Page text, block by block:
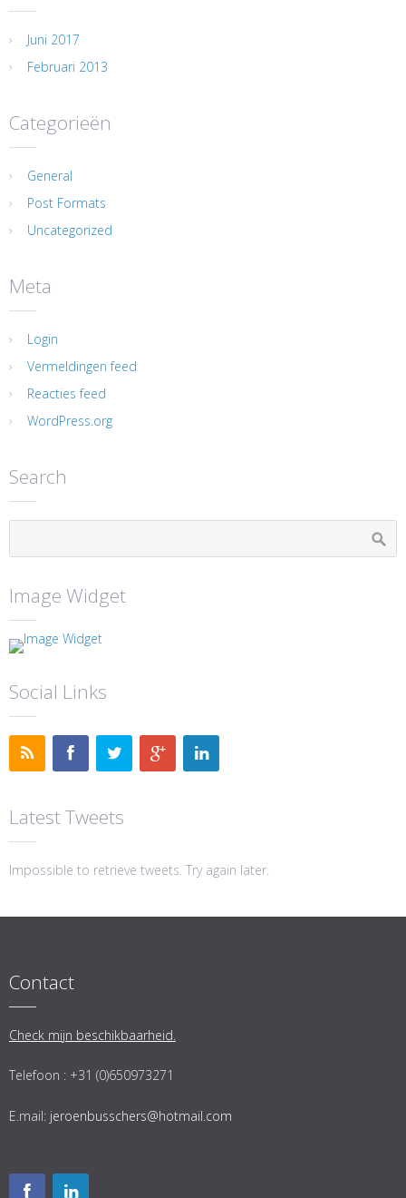
Juni 2017
Februari 2013
Categorieën
General
Post Formats
Uncategorized
Meta
Login
Vermeldingen feed
Reacties feed
WordPress.org
Search
Image Widget
Social Links
Latest Tweets
Impossible to retrieve tweets. Try again later.
Contact
Check mijn beschikbaarheid.
Telefoon : +31 (0)650973271
E.mail: jeroenbusschers@hotmail.com